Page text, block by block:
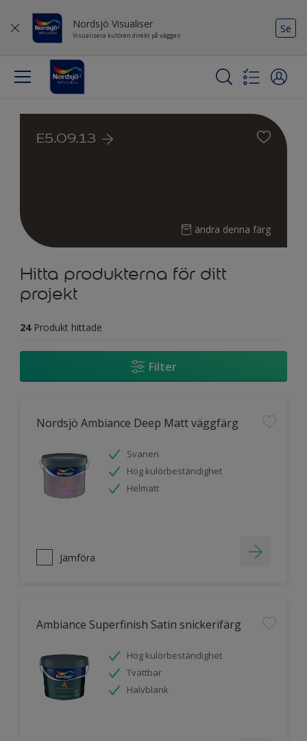
Nordsjö Visualiser
Visualisera kulören direkt på väggen
Se
E5.09.13
ändra denna färg
Hitta produkterna för ditt
projekt
24 Produkt hittade
Filter
Nordsjö Ambiance Deep Matt väggfärg
Svanen
Hög kulörbeständighet
Helmatt
Jämföra
Ambiance Superfinish Satin snickerifärg
Hög kulörbeständighet
Tvättbar
Halvblank